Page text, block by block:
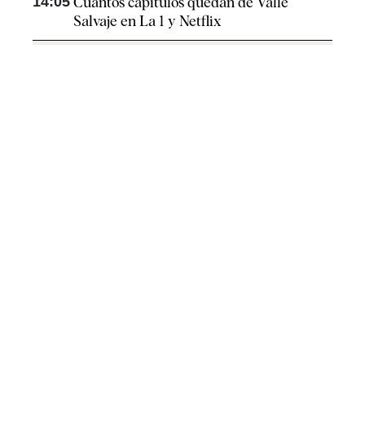
Salvaje en La 1 y Netflix